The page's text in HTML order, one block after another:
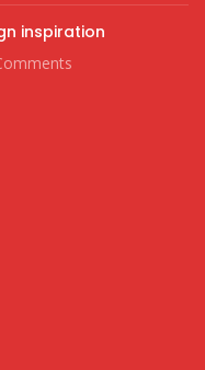
inspiration